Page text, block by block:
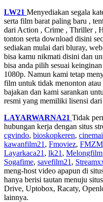
LW21 Menyediakan segala
serta film barat paling baru ,
dari Action , Crime , Thriller ,
tonton serta download disini
sediakan mulai dari bluray,
bisa kamu nikmati disini dan
bisa anda pilih sesuai
1080p. Namun kami tetap
film untuk tidak menonton
bajakan dan kami sarankan
resmi yang memiliki lisensi
LAYARWARNA21 Tidak
hubungan kerja dengan situs
cgvindo, bioskopkeren,
kawanfilm21 , Fmoviez, FMZM
Layarkaca21 , lk21 , Melongfilm
Sogafime, savefilm21 ,
meng-host video apapun di
hanya berisi tautan menuju
Drive, Uptobox, Racaty,
lainnya.